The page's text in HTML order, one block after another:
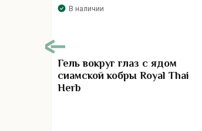
В наличии
Гель вокруг глаз с ядом
сиамской кобры Royal Thai
Herb